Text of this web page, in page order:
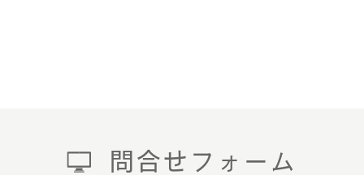
問合せフォーム